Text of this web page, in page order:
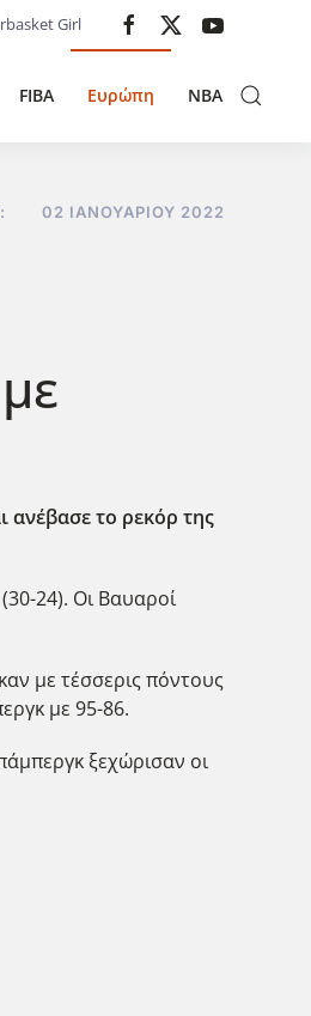
Girl
FIBA Ευρώπη NBA
02 ΙΑΝΟΥΑΡΊΟΥ 2022
ανέβασε το ρεκόρ της
24). Οι Βαυαροί
με τέσσερις πόντους
με 95-86.
ξεχώρισαν οι